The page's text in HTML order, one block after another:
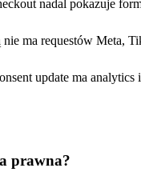
nadal pokazuje
nie ma requestów Meta,
update ma analytics
prawna?